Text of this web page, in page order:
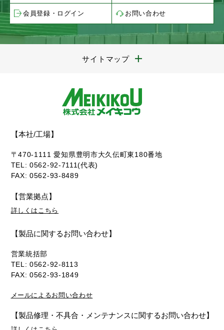
会員登録・ログイン お問い合わせ
サイトマップ
【本社/工場】
〒470-1111 愛知県豊明市大久伝町東180番地
TEL: 0562-92-7111(代表)
FAX: 0562-93-8489
【営業拠点】
詳しくはこちら
【製品に関するお問い合わせ】
営業統括部
TEL: 0562-92-8113
FAX: 0562-93-1849
メールによるお問い合わせ
【製品修理・不具合・メンテナンスに関するお問い合わせ】